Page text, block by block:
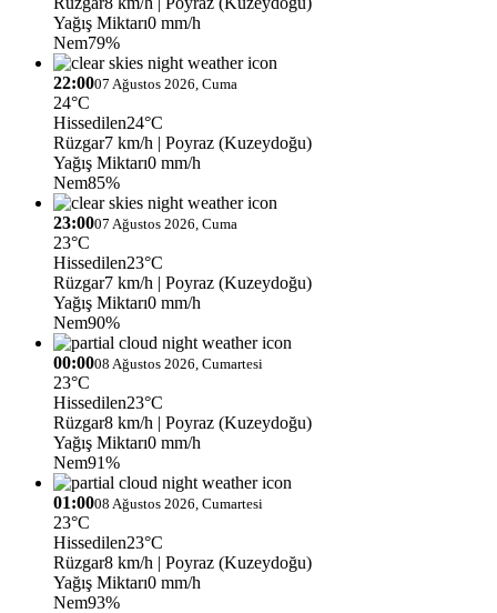
Yağış Miktarı0 mm/h
Nem79%
22:0007 Ağustos 2026, Cuma
24°C
Hissedilen24°C
Rüzgar7 km/h | Poyraz (Kuzeydoğu)
Yağış Miktarı0 mm/h
Nem85%
23:0007 Ağustos 2026, Cuma
23°C
Hissedilen23°C
Rüzgar7 km/h | Poyraz (Kuzeydoğu)
Yağış Miktarı0 mm/h
Nem90%
00:0008 Ağustos 2026, Cumartesi
23°C
Hissedilen23°C
Rüzgar8 km/h | Poyraz (Kuzeydoğu)
Yağış Miktarı0 mm/h
Nem91%
01:0008 Ağustos 2026, Cumartesi
23°C
Hissedilen23°C
Rüzgar8 km/h | Poyraz (Kuzeydoğu)
Yağış Miktarı0 mm/h
Nem93%